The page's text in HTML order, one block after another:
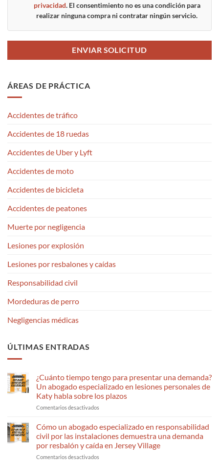
privacidad. El consentimiento no es una condición para
realizar ninguna compra ni contratar ningún servicio.
ÁREAS DE PRÁCTICA
Accidentes de tráfico
Accidentes de 18 ruedas
Accidentes de Uber y Lyft
Accidentes de moto
Accidentes de bicicleta
Accidentes de peatones
Muerte por negligencia
Lesiones por explosión
Lesiones por resbalones y caídas
Responsabilidad civil
Mordeduras de perro
Negligencias médicas
ÚLTIMAS ENTRADAS
¿Cuánto tiempo tengo para presentar una demanda?
Un abogado especializado en lesiones personales de
Katy habla sobre los plazos
Comentarios desactivados
Do
I
Have
To
Cómo un abogado especializado en responsabilidad
civil por las instalaciones demuestra una demanda
por resbalón y caída en Jersey Village
Comentarios desactivados